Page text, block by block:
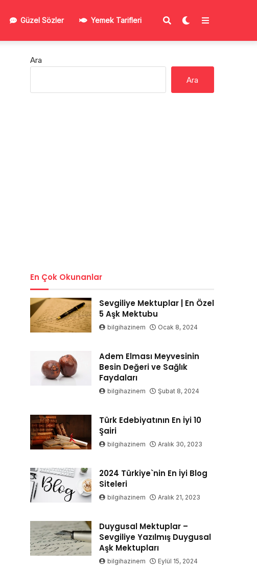
Güzel Sözler Yemek Tarifleri
Ara
Ara
En Çok Okunanlar
Sevgiliye Mektuplar | En Özel
5 Aşk Mektubu
bilgihazinem Ocak 8, 2024
Adem Elması Meyvesinin
Besin Değeri ve Sağlık
Faydaları
bilgihazinem Şubat 8, 2024
Türk Edebiyatının En İyi 10
Şairi
bilgihazinem Aralık 30, 2023
2024 Türkiye`nin En İyi Blog
Siteleri
bilgihazinem Aralık 21, 2023
Duygusal Mektuplar –
Sevgiliye Yazılmış Duygusal
Aşk Mektupları
bilgihazinem Eylül 15, 2024